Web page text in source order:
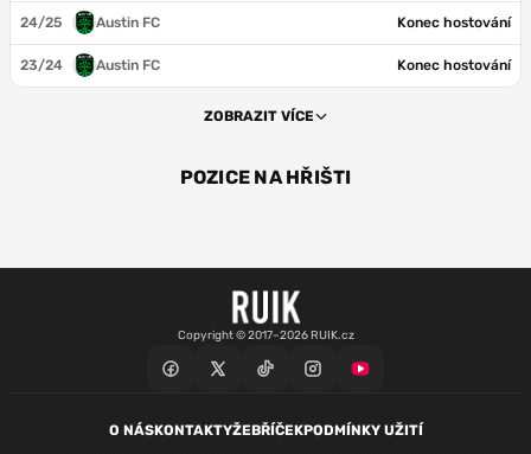
24/25 Austin FC Konec hostování
23/24 Austin FC Konec hostování
ZOBRAZIT VÍCE
POZICE NA HŘIŠTI
Copyright © 2017–2026 RUIK.cz
O NÁSKONTAKTYŽEBŘÍČEKPODMÍNKY UŽITÍ